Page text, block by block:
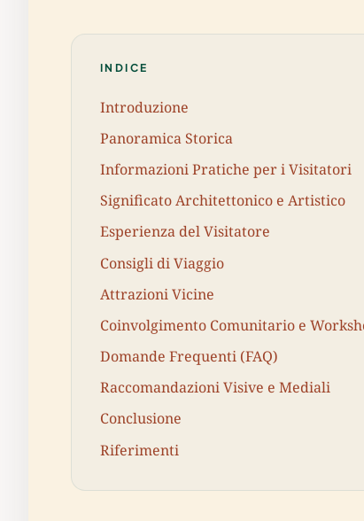
INDICE
Introduzione
Panoramica Storica
Informazioni Pratiche per i Visitatori
Significato Architettonico e Artistico
Esperienza del Visitatore
Consigli di Viaggio
Attrazioni Vicine
Coinvolgimento Comunitario e
Domande Frequenti (FAQ)
Raccomandazioni Visive e Mediali
Conclusione
Riferimenti